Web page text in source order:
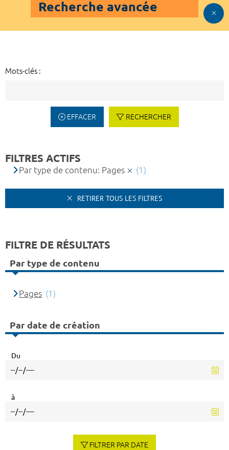
Recherche avancée
Mots-clés :
EFFACER RECHERCHER
FILTRES ACTIFS
Par type de contenu: Pages (1)
RETIRER TOUS LES FILTRES
FILTRE DE RÉSULTATS
Par type de contenu
Pages (1)
Par date de création
Du
à
FILTRER PAR DATE